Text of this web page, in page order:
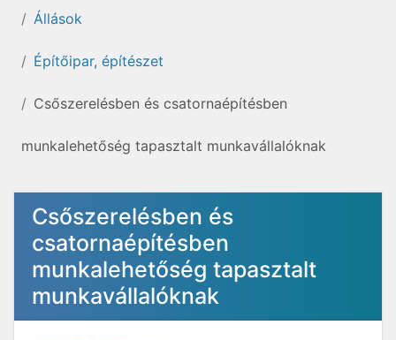
Állások
Építőipar, építészet
Csőszerelésben és csatornaépítésben
munkalehetőség tapasztalt munkavállalóknak
Csőszerelésben és
csatornaépítésben
munkalehetőség tapasztalt
munkavállalóknak